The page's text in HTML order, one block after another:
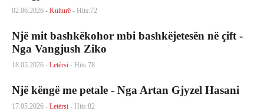
02.06.2026 - Kulturë - Hits:72
Një mit bashkëkohor mbi bashkëjetesën në çift -
Nga Vangjush Ziko
18.05.2026 - Letërsi - Hits:78
Një këngë me petale - Nga Artan Gjyzel Hasani
17.05.2026 - Letërsi - Hits:82